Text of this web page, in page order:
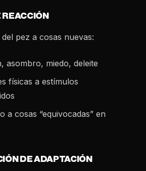
REACCIÓN
pez a cosas nuevas:
asombro, miedo, deleite
físicas a estímulos
a cosas “equivocadas” en
DE ADAPTACIÓN